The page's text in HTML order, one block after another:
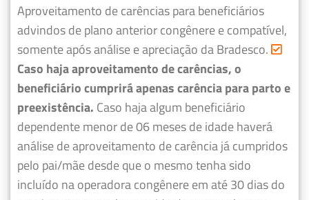
Aproveitamento de carências para beneficiários
advindos de plano anterior congênere e compatível,
somente após análise e apreciação da Bradesco.
Caso haja aproveitamento de carências, o
beneficiário cumprirá apenas carência para parto e
preexistência. Caso haja algum beneficiário
dependente menor de 06 meses de idade haverá
análise de aproveitamento de carência já cumpridos
pelo pai/mãe desde que o mesmo tenha sido
incluído na operadora congênere em até 30 dias do